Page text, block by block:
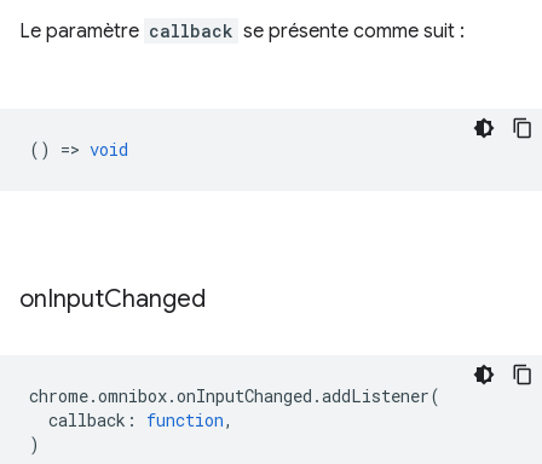
Le paramètre callback se présente comme suit :
() => void
onInputChanged
chrome.omnibox.onInputChanged .addListener(
callback : function,
)